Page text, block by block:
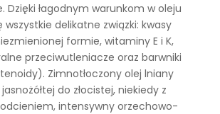
Dzięki łagodnym warunkom w oleju
wszystkie delikatne związki: kwasy
formie, witaminy E i K,
przeciwutleniacze oraz barwniki
Zimnotłoczony olej lniany
do złocistej, niekiedy z
intensywny orzechowo-